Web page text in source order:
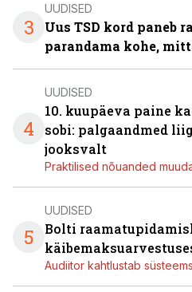
3
UUDISED
Uus TSD kord paneb
parandama kohe,
4
UUDISED
10. kuupäeva paine
sobi: palgaandmed
jooksvalt
Praktilised nõuanded
5
UUDISED
Bolti
Audiitor kahtlustab